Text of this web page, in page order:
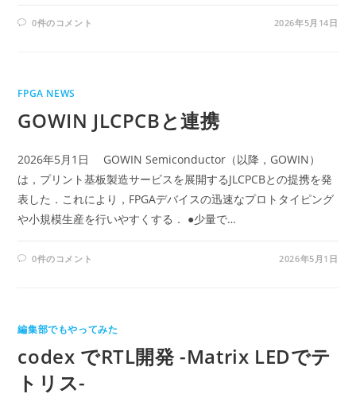
0件のコメント 2026年5月14日
FPGA NEWS
GOWIN JLCPCBと連携
2026年5月1日 GOWIN Semiconductor（以降，GOWIN）
は，プリント基板製造サービスを展開するJLCPCBとの提携を発
表した．これにより，FPGAデバイスの迅速なプロトタイピング
や小規模生産を行いやすくする． ●少量で…
0件のコメント 2026年5月1日
編集部でもやってみた
codex でRTL開発 -Matrix LEDでテ
トリス-